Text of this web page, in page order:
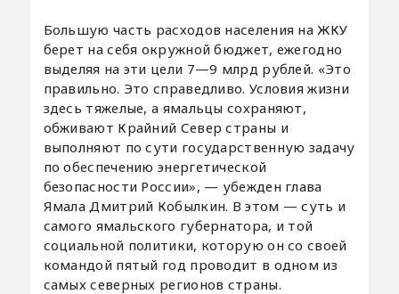
Большую часть расходов населения на ЖКУ
берет на себя окружной бюджет, ежегодно
выделяя на эти цели 7—9 млрд рублей. «Это
правильно. Это справедливо. Условия жизни
здесь тяжелые, а ямальцы сохраняют,
обживают Крайний Север страны и
выполняют по сути государственную задачу
по обеспечению энергетической
безопасности России», — убежден глава
Ямала Дмитрий Кобылкин. В этом — суть и
самого ямальского губернатора, и той
социальной политики, которую он со своей
командой пятый год проводит в одном из
самых северных регионов страны.